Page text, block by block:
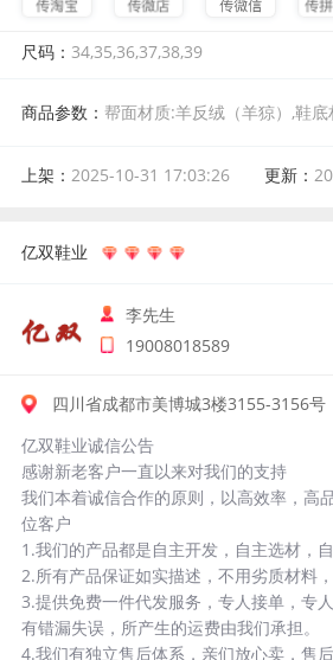
尺码： 34,35,36,37,38,39
商品参数： 帮面材质:羊反绒（羊猄）,鞋
层猪皮,靴筒面材质:羊反绒（羊猄）,鞋面内
上架： 2025-10-31 17:03:26 更新：
亿双鞋业
李先生
19008018589
四川省成都市美博城3楼3155-3156号
亿双鞋业诚信公告
感谢新老客户一直以来对我们的支持
我们本着诚信合作的原则，以高效率，高
位客户
1.我们的产品都是自主开发，自主选材，
2.所有产品保证如实描述，不用劣质材料
3.提供免费一件代发服务，专人接单，专
有错漏失误，所产生的运费由我们承担。
4.我们有独立售后体系，亲们放心卖，售